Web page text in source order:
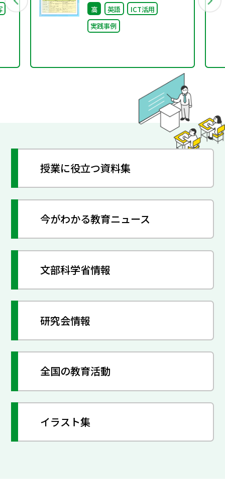
高 英語
ICT活用
実践事例
授業に役立つ資料集
今がわかる教育ニュース
文部科学省情報
研究会情報
全国の教育活動
イラスト集